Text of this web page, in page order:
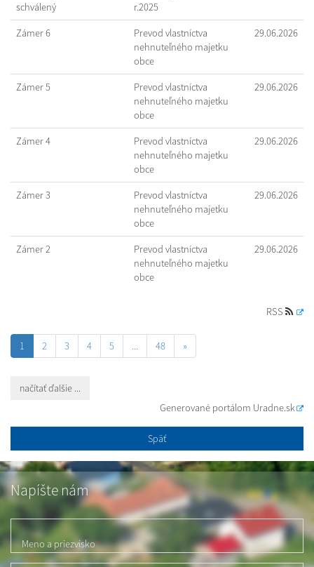
schválený
r.2025
Zámer 6
Prevod vlastníctva
nehnuteľného majetku
obce
29.06.2026
Zámer 5
Prevod vlastníctva
nehnuteľného majetku
obce
29.06.2026
Zámer 4
Prevod vlastníctva
nehnuteľného majetku
obce
29.06.2026
Zámer 3
Prevod vlastníctva
nehnuteľného majetku
obce
29.06.2026
Zámer 2
Prevod vlastníctva
nehnuteľného majetku
obce
29.06.2026
RSS
1 2 3 4 5 ... 48 »
načítať ďalšie ...
Generované portálom Uradne.sk
Späť
Napíšte nám
Meno a priezvisko*